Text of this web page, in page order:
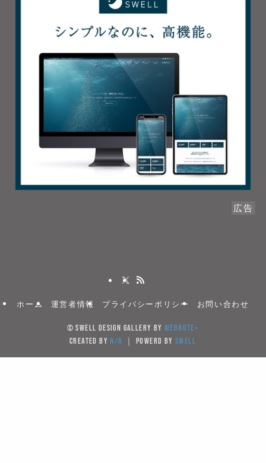
広告
ホーム 運営者情報 プライバシーポリシー お問い合わせ
© SWELL DESIGN GALLERY byWebNote+
created byN/A ｜ powerd by SWELL